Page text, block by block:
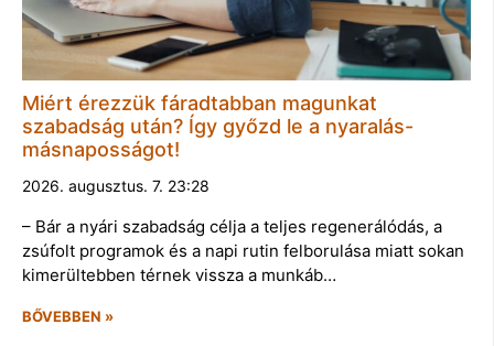
Miért érezzük fáradtabban magunkat
szabadság után? Így győzd le a nyaralás-
másnaposságot!
2026. augusztus. 7. 23:28
– Bár a nyári szabadság célja a teljes regenerálódás, a
zsúfolt programok és a napi rutin felborulása miatt sokan
kimerültebben térnek vissza a munkáb…
BŐVEBBEN »